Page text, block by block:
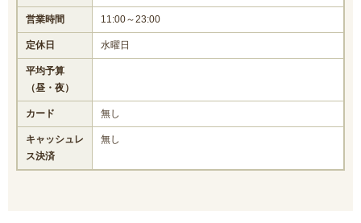
営業時間 11:00～23:00
定休日 水曜日
平均予算
（昼・夜）
カード 無し
キャッシュレ
ス決済
無し